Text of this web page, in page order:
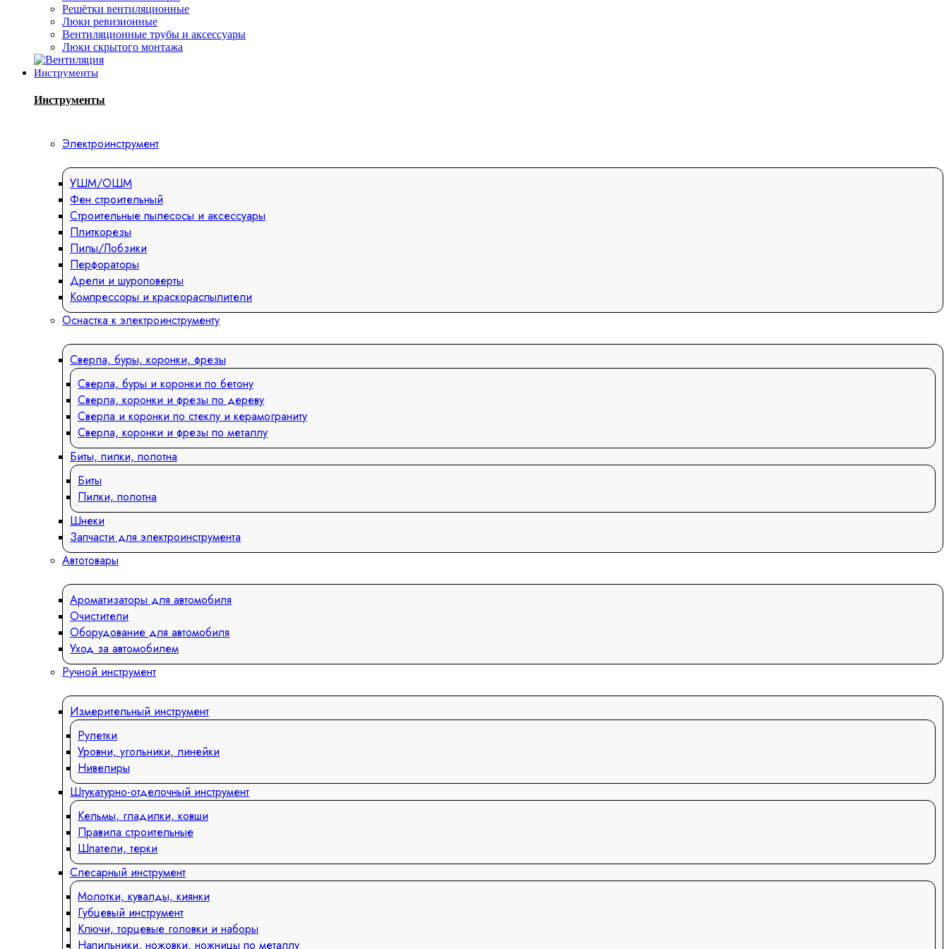
Решётки вентиляционные
Люки ревизионные
Вентиляционные трубы и аксессуары
Люки скрытого монтажа
Инструменты
Инструменты
Электроинструмент
УШМ/ОШМ
Фен строительный
Строительные пылесосы и аксессуары
Плиткорезы
Пилы/Лобзики
Перфораторы
Дрели и шуроповерты
Компрессоры и краскораспылители
Оснастка к электроинструменту
Сверла, буры, коронки, фрезы
Сверла, буры и коронки по бетону
Сверла, коронки и фрезы по дереву
Сверла и коронки по стеклу и керамограниту
Сверла, коронки и фрезы по металлу
Биты, пилки, полотна
Биты
Пилки, полотна
Шнеки
Запчасти для электроинструмента
Автотовары
Ароматизаторы для автомобиля
Очистители
Оборудование для автомобиля
Уход за автомобилем
Ручной инструмент
Измерительный инструмент
Рулетки
Уровни, угольники, линейки
Нивелиры
Штукатурно-отделочный инструмент
Кельмы, гладилки, ковши
Правила строительные
Шпатели, терки
Слесарный инструмент
Молотки, кувалды, киянки
Губцевый инструмент
Ключи, торцевые головки и наборы
Напильники, ножовки, ножницы по металлу